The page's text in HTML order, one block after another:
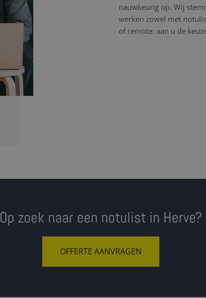
nauwkeurig op. Wij
werken zowel met
of remote: aan u de
Op zoek naar een notulist in Herve?
OFFERTE AANVRAGEN